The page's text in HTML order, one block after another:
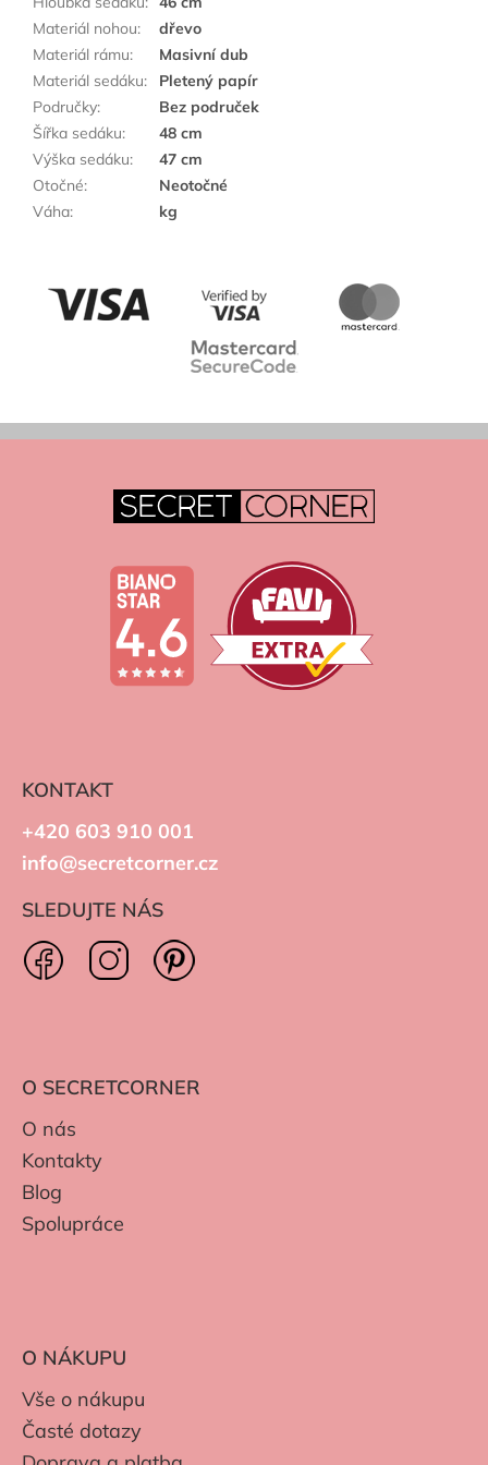
Materiál nohou:
dřevo
Materiál rámu:
Masivní dub
Materiál sedáku:
Pletený papír
Područky:
Bez područek
Šířka sedáku:
48 cm
Výška sedáku:
47 cm
Otočné:
Neotočné
Váha: kg
KONTAKT
+420 603 910 001
info@secretcorner.cz
SLEDUJTE NÁS
O SECRETCORNER
O nás
Kontakty
Blog
Spolupráce
O NÁKUPU
Vše o nákupu
Časté dotazy